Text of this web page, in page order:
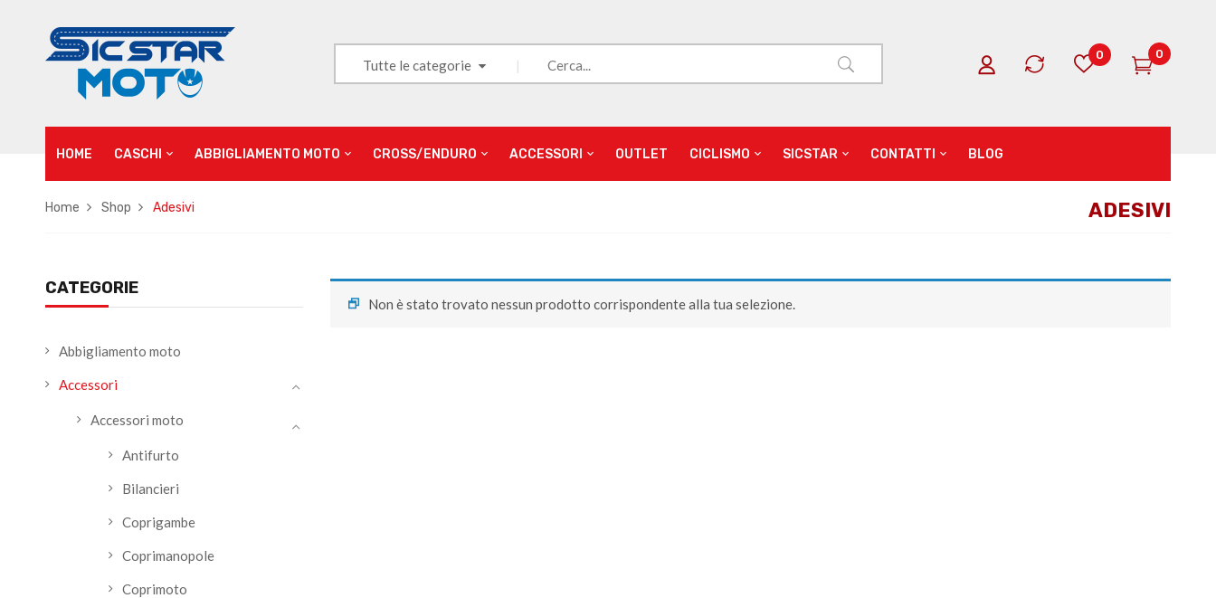
Tutte le categorie
0 0
HOME CASCHI ABBIGLIAMENTO MOTO CROSS/ENDURO ACCESSORI OUTLET CICLISMO SICSTAR CONTATTI BLOG
Home Shop Adesivi ADESIVI
CATEGORIE
Abbigliamento moto
Accessori
Accessori moto
Antifurto
Bilancieri
Coprigambe
Coprimanopole
Coprimoto
Non è stato trovato nessun prodotto corrispondente alla tua selezione.